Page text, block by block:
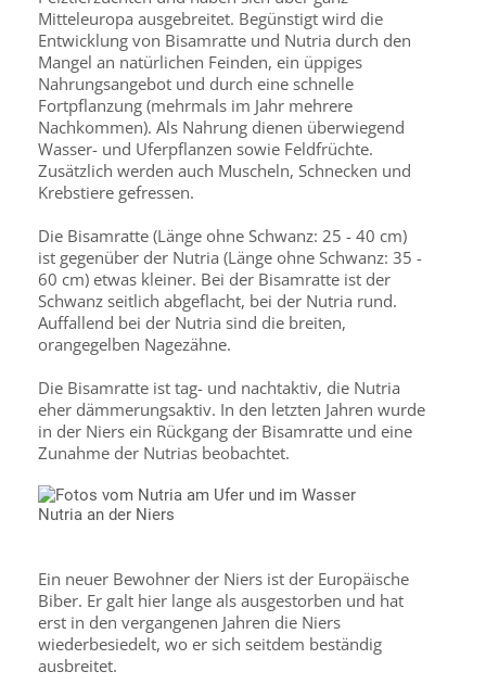
Mitteleuropa ausgebreitet. Begünstigt wird die
Entwicklung von Bisamratte und Nutria durch den
Mangel an natürlichen Feinden, ein üppiges
Nahrungsangebot und durch eine schnelle
Fortpflanzung (mehrmals im Jahr mehrere
Nachkommen). Als Nahrung dienen überwiegend
Wasser- und Uferpflanzen sowie Feldfrüchte.
Zusätzlich werden auch Muscheln, Schnecken und
Krebstiere gefressen.
Die Bisamratte (Länge ohne Schwanz: 25 - 40 cm)
ist gegenüber der Nutria (Länge ohne Schwanz: 35 -
60 cm) etwas kleiner. Bei der Bisamratte ist der
Schwanz seitlich abgeflacht, bei der Nutria rund.
Auffallend bei der Nutria sind die breiten,
orangegelben Nagezähne.
Die Bisamratte ist tag- und nachtaktiv, die Nutria
eher dämmerungsaktiv. In den letzten Jahren wurde
in der Niers ein Rückgang der Bisamratte und eine
Zunahme der Nutrias beobachtet.
Nutria an der Niers
Ein neuer Bewohner der Niers ist der Europäische
Biber. Er galt hier lange als ausgestorben und hat
erst in den vergangenen Jahren die Niers
wiederbesiedelt, wo er sich seitdem beständig
ausbreitet.